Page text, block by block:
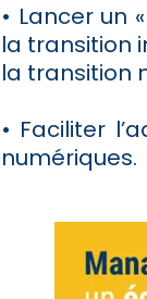
• Lancer un
la transition
la transition
• Faciliter
numériques.